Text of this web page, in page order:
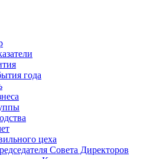
года
цеха
Совета Директоров